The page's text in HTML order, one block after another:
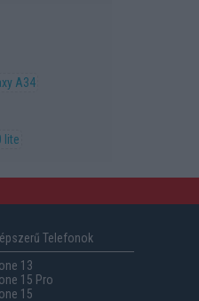
A34
lite
Telefonok
13
15 Pro
15